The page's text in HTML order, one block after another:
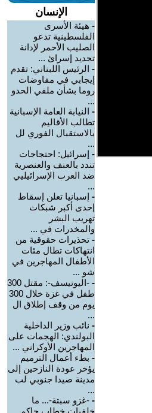
الإنسان
- هيئة الأسرى
الفلسطينية تدعو
الصليب الأحمر لإدانة
تجديد إسرائ ...
- الرئيس اللبناني: تقدم
إيجابي في مفاوضات
روما بشأن ملفي الحدو
...
- النيابة العامة الإسبانية
تطالب الأقاليم
بالاستقبال الفوري لل
...
- إسرائيل: احتجاجات
تندد بالعنف والعنصرية
ضد العرب الإسرائيليي
...
- إسبانيا تعلن إسقاط
إحدى أكبر شبكات
تهريب البشر
والمخدرات في ...
- تحذيرات حقوقية من
انتهاكات تطال مئات
الأطفال المهاجرين في
شو ...
-
-اليونيسف-: مقتل 300
طفل في غزة خلال 300
يوم من وقف إطلاق ال
...
- نائب وزير الداخلية
البولندي: الهجمات على
المهاجرين الأوكراني ...
- بطء أعمال الترميم
يؤخر عودة النازحين إلى
مدينة صيدا جنوبي لب
...
- -غزو سبتة-... ما
خلفيات خطاب حاكم